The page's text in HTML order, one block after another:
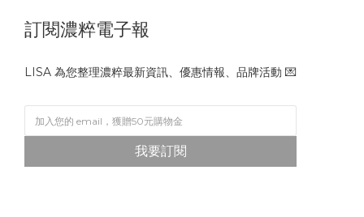
訂閱濃粹電子報
LISA 為您整理濃粹最新資訊、優惠情報、品牌活動 💌
我要訂閱